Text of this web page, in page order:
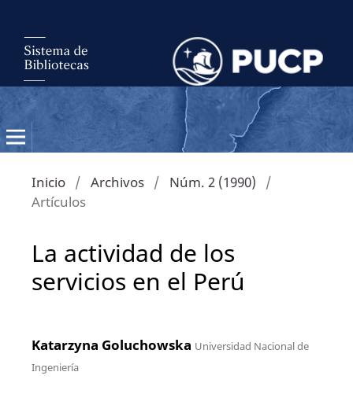
Inicio / Archivos / Núm. 2 (1990)
/
Artículos
La actividad de los
servicios en el Perú
Katarzyna Goluchowska Universidad Nacional de
Ingeniería